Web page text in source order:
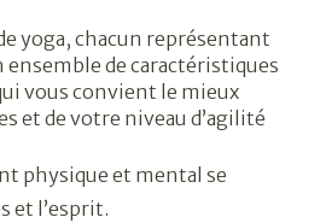
yoga, chacun représentant
de caractéristiques
vous convient le mieux
et de votre niveau d’agilité
physique et mental se
et l’esprit.